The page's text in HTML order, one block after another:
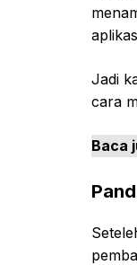
Jadi
cara
Baca